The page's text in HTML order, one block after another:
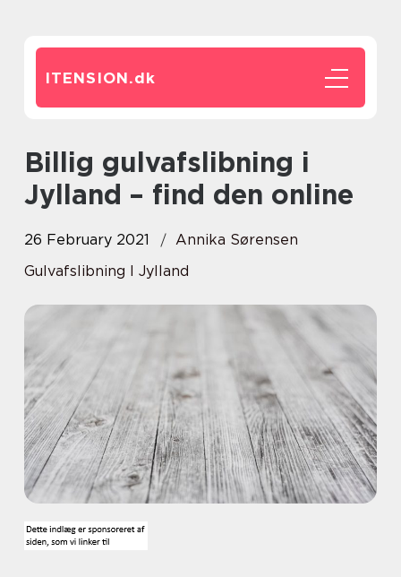
ITENSION.dk
Billig gulvafslibning i
Jylland – find den online
26 February 2021
Annika Sørensen
Gulvafslibning I Jylland